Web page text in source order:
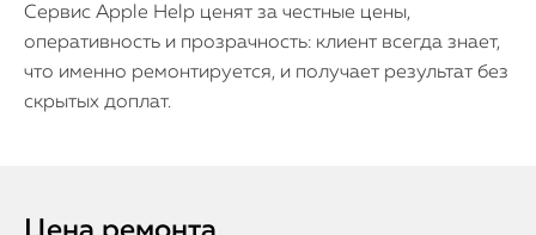
Сервис Apple Help ценят за честные цены,
оперативность и прозрачность: клиент всегда знает,
что именно ремонтируется, и получает результат без
скрытых доплат.